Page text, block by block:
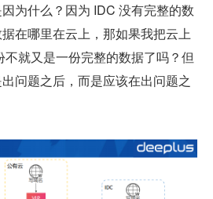
为什么？因为 IDC 没有完整的数
在哪里在云上，那如果我把云上
就又是一份完整的数据了吗？但
问题之后，而是应该在出问题之